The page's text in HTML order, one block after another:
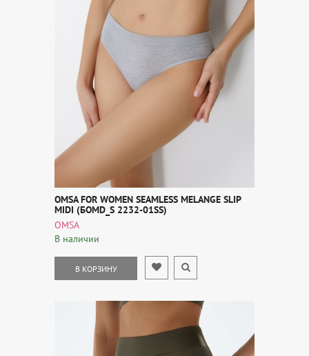
OMSA FOR WOMEN SEAMLESS MELANGE SLIP
MIDI (БOMD_S 2232-01SS)
OMSA
В наличии
В КОРЗИНУ